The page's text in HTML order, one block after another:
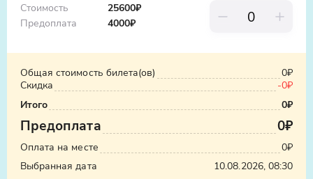
Стоимость
Предоплата
25600₽
4000₽
Общая стоимость билета(ов)
0₽
Скидка
-0₽
Итого
0₽
Предоплата 0₽
Оплата на месте
0₽
Выбранная дата
10.08.2026, 08:30